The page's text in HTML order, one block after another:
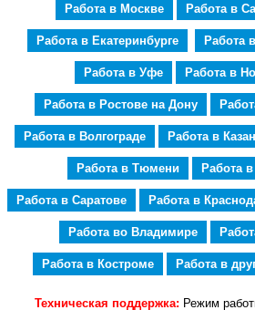
Работа в Москве Работа в
Работа в Екатеринбурге Работа
Работа в Уфе Работа в
Работа в Ростове на Дону
Работа в Волгограде Работа в
Работа в Тюмени Работа
Работа в Саратове Работа в
Работа во Владимире
Работа в Костроме Работа в
Техническая поддержка: Режим